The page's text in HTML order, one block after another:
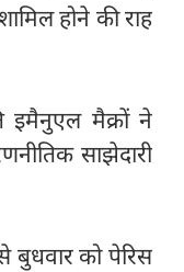
होने की राह
इमैनुएल मैक्रों ने
साझेदारी
बुधवार को पेरिस